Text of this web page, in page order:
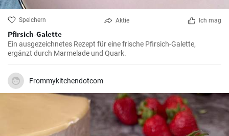
Speichern Aktie Ich mag
Pfirsich-Galette
Ein ausgezeichnetes Rezept für eine frische Pfirsich-Galette,
ergänzt durch Marmelade und Quark.
Frommykitchendotcom